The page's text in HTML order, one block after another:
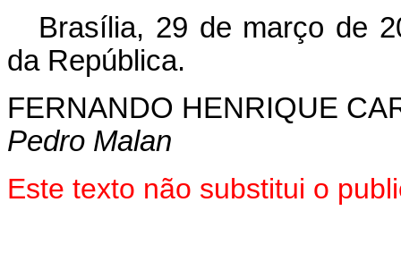
Brasília, 29 de março de
da República.
FERNANDO HENRIQUE
Pedro Malan
Este texto não substitui o